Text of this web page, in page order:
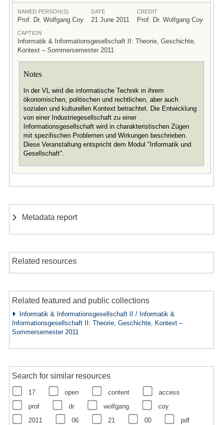
NAMED PERSON(S)
Prof. Dr. Wolfgang Coy
DATE
21 June 2011
CREDIT
Prof. Dr. Wolfgang Coy
CAPTION
Informatik & Informationsgesellschaft II: Theorie, Geschichte,
Kontext – Sommersemester 2011
Notes
In der VL wird die informatische Technik in ihrem
ökonomischen, politischen und rechtlichen, aber auch
sozialen und kulturellen Kontext betrachtet. Die Entwicklung
von einer Industriegesellschaft zu einer
Informationsgesellschaft wird in charakteristischen Zügen
mit spezifischen Problemen und Wirkungen beschrieben.
Diese Veranstaltung entspricht dem Modul "Informatik und
Gesellschaft".
Metadata report
Related resources
Related featured and public collections
Informatik & Informationsgesellschaft II / Informatik &
Informationsgesellschaft II: Theorie, Geschichte, Kontext –
Sommersemester 2011
Search for similar resources
17 open content
access
prof
dr wolfgang
coy
2011
06 21 00 pdf